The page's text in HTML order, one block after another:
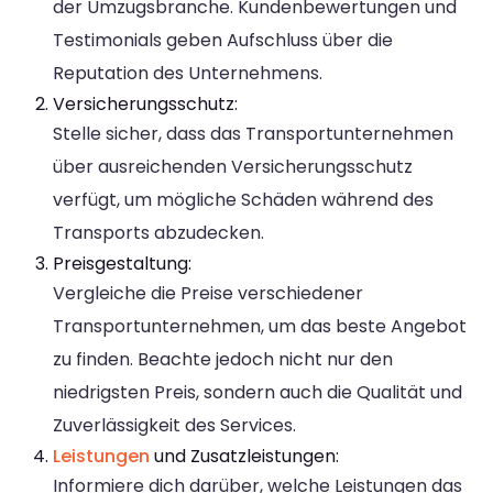
der Umzugsbranche. Kundenbewertungen und
Testimonials geben Aufschluss über die
Reputation des Unternehmens.
Versicherungsschutz:
Stelle sicher, dass das Transportunternehmen
über ausreichenden Versicherungsschutz
verfügt, um mögliche Schäden während des
Transports abzudecken.
Preisgestaltung:
Vergleiche die Preise verschiedener
Transportunternehmen, um das beste Angebot
zu finden. Beachte jedoch nicht nur den
niedrigsten Preis, sondern auch die Qualität und
Zuverlässigkeit des Services.
Leistungen und Zusatzleistungen:
Informiere dich darüber, welche Leistungen das